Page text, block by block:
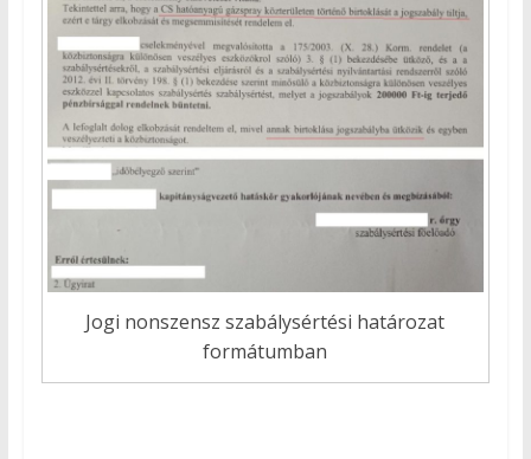
Jogi nonszensz szabálysértési határozat
formátumban